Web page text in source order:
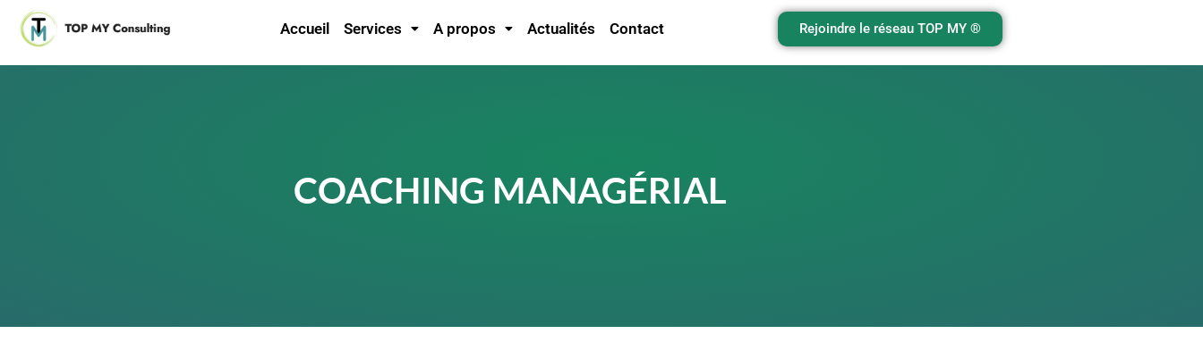
Accueil Services A propos Actualités Contact Rejoindre le réseau TOP MY ®️
COACHING MANAGÉRIAL